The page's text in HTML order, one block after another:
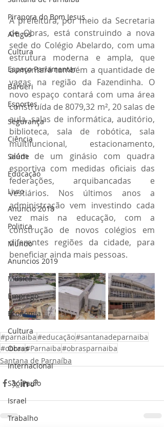
Pirapora do Bom Jesus
Artigos
Cultura
Espaço Parlamentar
Barueri
Esportes
Segurança
Ciência
Saúde
Educação
Livro
Anuncio 2018
Politica
Mundo
Anuncios 2019
Música
Emprego
Economia
Cultura
Obras
Internacional
São Paulo
Israel
Trabalho
A prefeitura, por meio da Secretaria
de Obras, está construindo a nova
sede do Colégio Abelardo, com uma
estrutura moderna e ampla, que
aumentará também a quantidade de
vagas na região da Fazendinha. O
novo espaço contará com uma área
construída de 8079,32 m², 20 salas de
aula, salas de informática, auditório,
biblioteca, sala de robótica, sala
multifuncional, estacionamento,
além de um ginásio com quadra
esportiva com medidas oficiais das
federações, arquibancadas e
vestiários. Nos últimos anos a
administração vem investindo cada
vez mais na educação, com a
construção de novos colégios em
diferentes regiões da cidade, para
beneficiar ainda mais pessoas.
#parnaiba#educação#santanadeparnaiba
#obras#Parnaiba#obrasparnaiba
Santana de Parnaíba